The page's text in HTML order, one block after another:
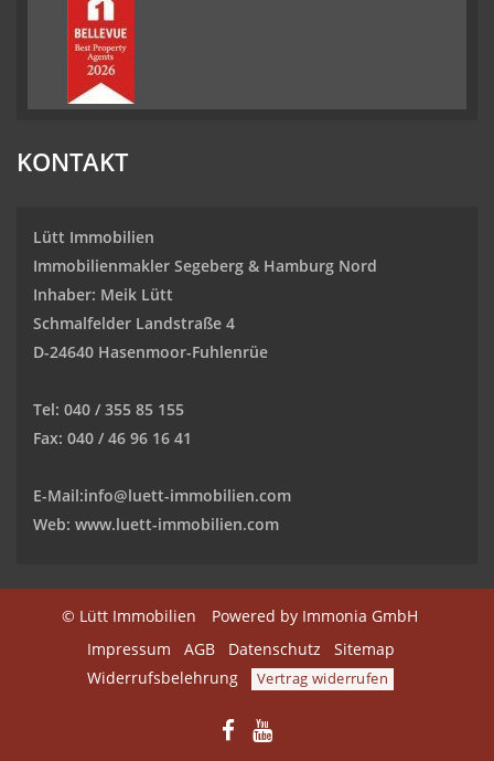
KONTAKT
Lütt Immobilien
Immobilienmakler Segeberg & Hamburg Nord
Inhaber: Meik Lütt
Schmalfelder Landstraße 4
D-24640 Hasenmoor-Fuhlenrüe
Tel: 040 / 355 85 155
Fax: 040 / 46 96 16 41
E-Mail:info@luett-immobilien.com
Web: www.luett-immobilien.com
© Lütt Immobilien
Powered by Immonia GmbH
Impressum
AGB Datenschutz
Sitemap
Widerrufsbelehrung
Vertrag widerrufen